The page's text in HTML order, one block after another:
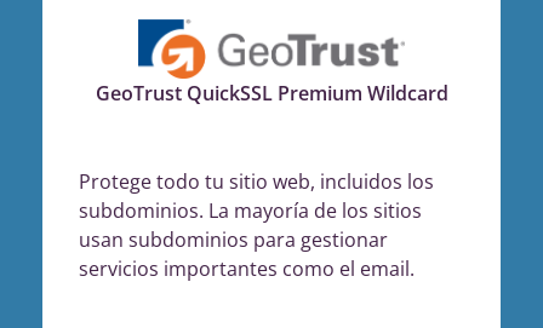
GeoTrust QuickSSL Premium Wildcard
Protege todo tu sitio web, incluidos los
subdominios. La mayoría de los sitios
usan subdominios para gestionar
servicios importantes como el email.